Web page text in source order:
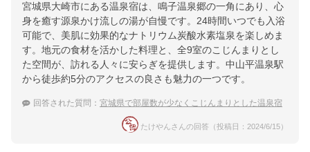
宮城県大崎市にある温泉宿は、鳴子温泉郷の一角にあり、心
身を癒す源泉かけ流しの湯が自慢です。24時間いつでも入浴
可能で、美肌に効果的なナトリウム炭酸水素塩泉を楽しめま
す。地元の食材を活かした料理と、全9室のこじんまりとし
た空間が、訪れる人々に安らぎを提供します。中山平温泉駅
から徒歩約5分のアクセスの良さも魅力の一つです。
回答された質問： 宮城県で部屋数が少なくこじんまりとした温泉宿
たけやんさんの回答（投稿日：2024/6/15）